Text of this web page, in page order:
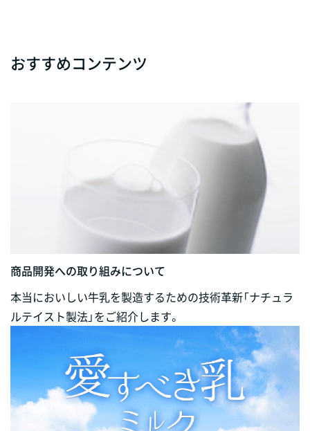
おすすめコンテンツ
商品開発への取り組みについて
本当においしい牛乳を製造するための技術革新「ナチュラ
ルテイスト製法」をご紹介します。